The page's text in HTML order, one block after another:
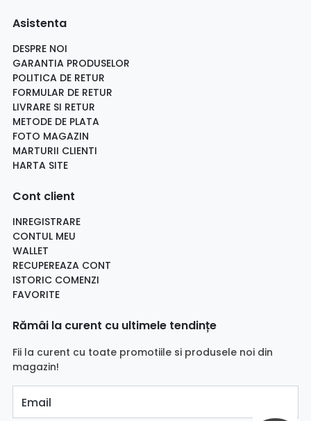
Asistenta
DESPRE NOI
GARANTIA PRODUSELOR
POLITICA DE RETUR
FORMULAR DE RETUR
LIVRARE SI RETUR
METODE DE PLATA
FOTO MAGAZIN
MARTURII CLIENTI
HARTA SITE
Cont client
INREGISTRARE
CONTUL MEU
WALLET
RECUPEREAZA CONT
ISTORIC COMENZI
FAVORITE
Rămâi la curent cu ultimele tendințe
Fii la curent cu toate promotiile si produsele noi din
magazin!
Email